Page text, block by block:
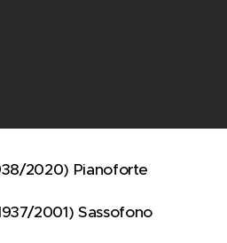
2020) Pianoforte
2001) Sassofono